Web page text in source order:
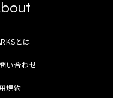
とは
い合わせ
規約